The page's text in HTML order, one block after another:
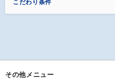
こだわり条件
その他メニュー